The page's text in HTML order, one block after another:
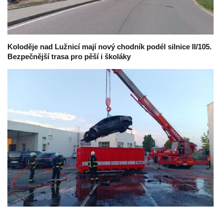
Koloděje nad Lužnicí mají nový chodník podél silnice II/105.
Bezpečnější trasa pro pěší i školáky